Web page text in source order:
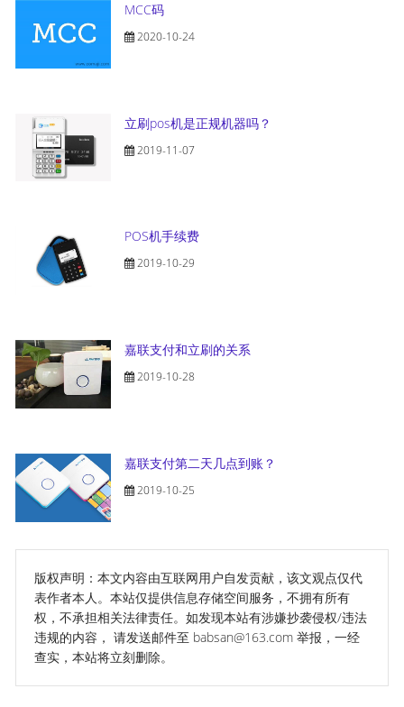
MCC码
2020-10-24
立刷pos机是正规机器吗？
2019-11-07
POS机手续费
2019-10-29
嘉联支付和立刷的关系
2019-10-28
嘉联支付第二天几点到账？
2019-10-25
版权声明：本文内容由互联网用户自发贡献，该文观点仅代
表作者本人。本站仅提供信息存储空间服务，不拥有所有
权，不承担相关法律责任。如发现本站有涉嫌抄袭侵权/违法
违规的内容， 请发送邮件至 babsan@163.com 举报，一经
查实，本站将立刻删除。